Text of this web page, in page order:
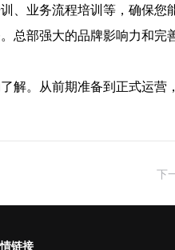
业务流程培训等，确保您
部强大的品牌影响力和完
。从前期准备到正式运
下
链接